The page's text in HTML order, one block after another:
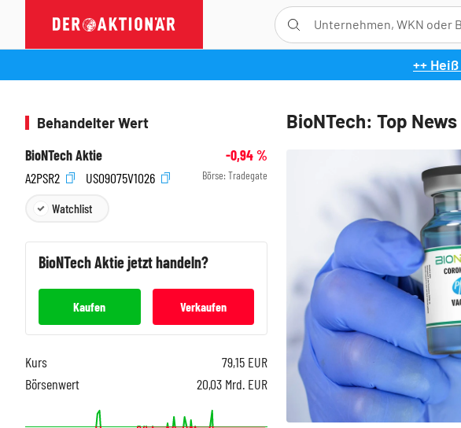
++
BioNTech: Top
Behandelter Wert
BioNTech Aktie
-0,94%
A2PSR2
US09075V1026 Börse: Tradegate
Watchlist
BioNTechAktie jetzt handeln?
Kaufen Verkaufen
Kurs 79,15 EUR
Börsenwert
20,03 Mrd. EUR